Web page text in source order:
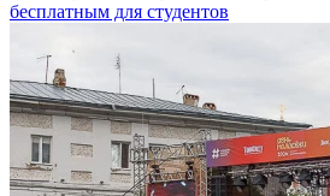
бесплатным для студентов